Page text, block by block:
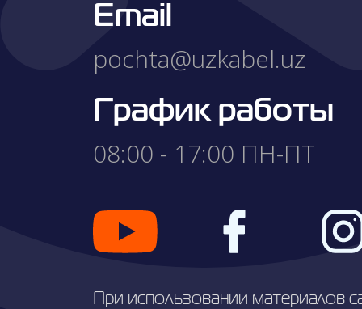
Email
pochta@uzkabel.uz
График работы
08:00 - 17:00 ПН-ПТ
При использовании материалов